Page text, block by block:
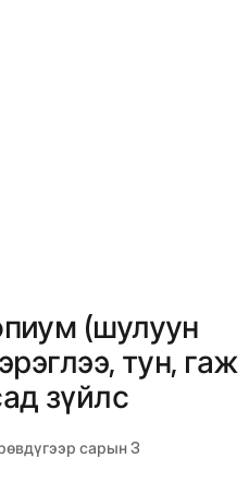
(шулуун
тун, гаж
зүйлс
сарын 3